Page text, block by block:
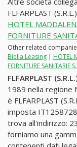
FLFARPLAST
HOTEL
FORNITURE
Other related companies
Biella Leasing | HOTEL
FORNITURE SANITARIE
FLFARPLAST
1989 nella regione
è FLFARPLAST
imposta
trova all'indirizzo:
forniamo una